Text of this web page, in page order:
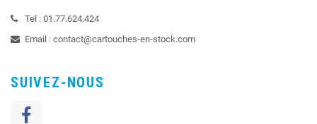
Tel : 01.77.624.424
Email : contact@cartouches-en-stock.com
SUIVEZ-NOUS